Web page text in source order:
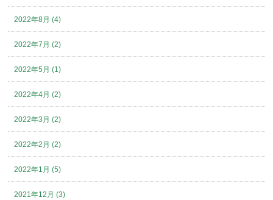
2022年8月 (4)
2022年7月 (2)
2022年5月 (1)
2022年4月 (2)
2022年3月 (2)
2022年2月 (2)
2022年1月 (5)
2021年12月 (3)